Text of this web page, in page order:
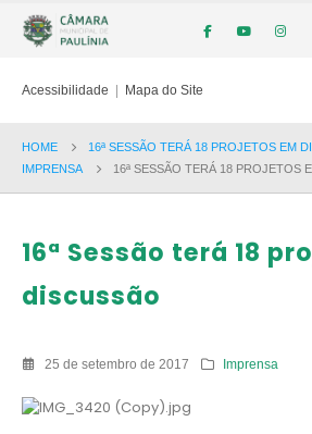
Acessibilidade | Mapa do Site
HOME
16ª SESSÃO TERÁ 18 PROJETOS EM
IMPRENSA
16ª SESSÃO TERÁ 18 PROJETOS
16ª Sessão terá 18
discussão
25 de setembro de 2017 Imprensa